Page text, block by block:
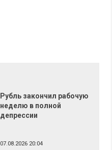
Рубль закончил рабочую
неделю в полной
депрессии
07.08.2026 20:04